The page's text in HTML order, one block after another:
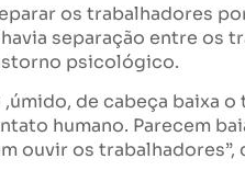
os trabalhadores
separação entre os
psicológico.
de cabeça baixa
humano. Parecem
ouvir os trabalhadores”,